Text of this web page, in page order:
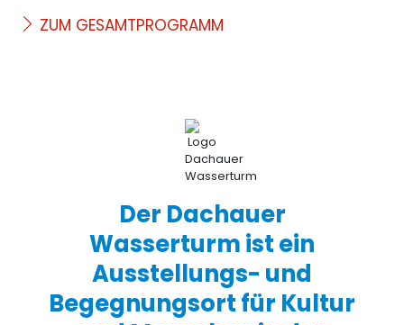
ZUM GESAMTPROGRAMM
Der Dachauer
Wasserturm ist ein
Ausstellungs- und
Begegnungsort für Kultur